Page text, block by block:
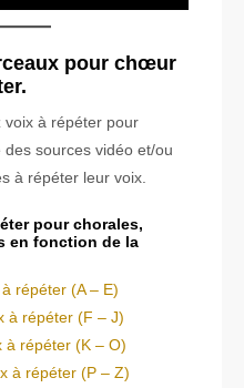
pour chœur
voix à répéter pour
sources vidéo et/ou
à répéter leur voix.
pour chorales,
en fonction de la
répéter (A – E)
à répéter (F – J)
à répéter (K – O)
à répéter (P – Z)